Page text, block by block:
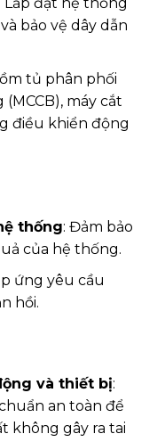
bảo vệ dây dẫn
tủ phân phối
máy cắt
điều khiển động
thống: Đảm bảo
của hệ thống.
ứng yêu cầu
hồi.
và thiết bị:
an toàn để
không gây ra tai